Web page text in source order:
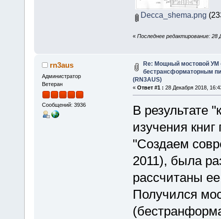
Decca_shema.png
« Последнее редактирование: 28
rn3aus
Администратор
Ветеран
Сообщений: 3936
Re: Мощный мостовой УМ
бестрансформаторным
(RN3AUS)
« Ответ #1 : 28 Декабря 2018,
В результате
изучения
"Создаем
2011), была
рассчитаны
Получился